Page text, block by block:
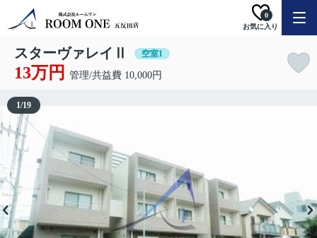
お気に入り
0
スターヴァレイⅡ 空室1
13万円 管理/共益費 10,000円
1/19